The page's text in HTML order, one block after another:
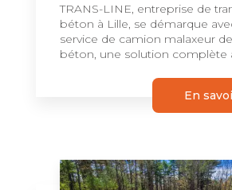
TRANS-LINE, entreprise de
béton à Lille, se démarque
service de camion malaxeur
béton, une solution complète
En